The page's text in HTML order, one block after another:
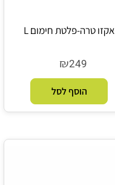
אקזו טרה-פלטת חימום L
₪249
הוסף לסל